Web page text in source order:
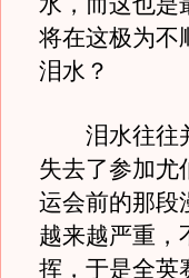
将在这极为不
泪水？
泪水往往并
失去了参加尤
运会前的那段
越来越严重，
挥，于是全英